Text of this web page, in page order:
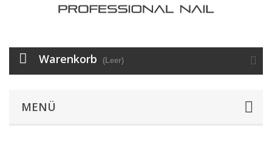
Warenkorb (Leer)
MENÜ